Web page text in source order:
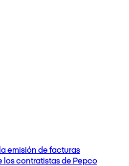
emisión de facturas
los contratistas de Pepco